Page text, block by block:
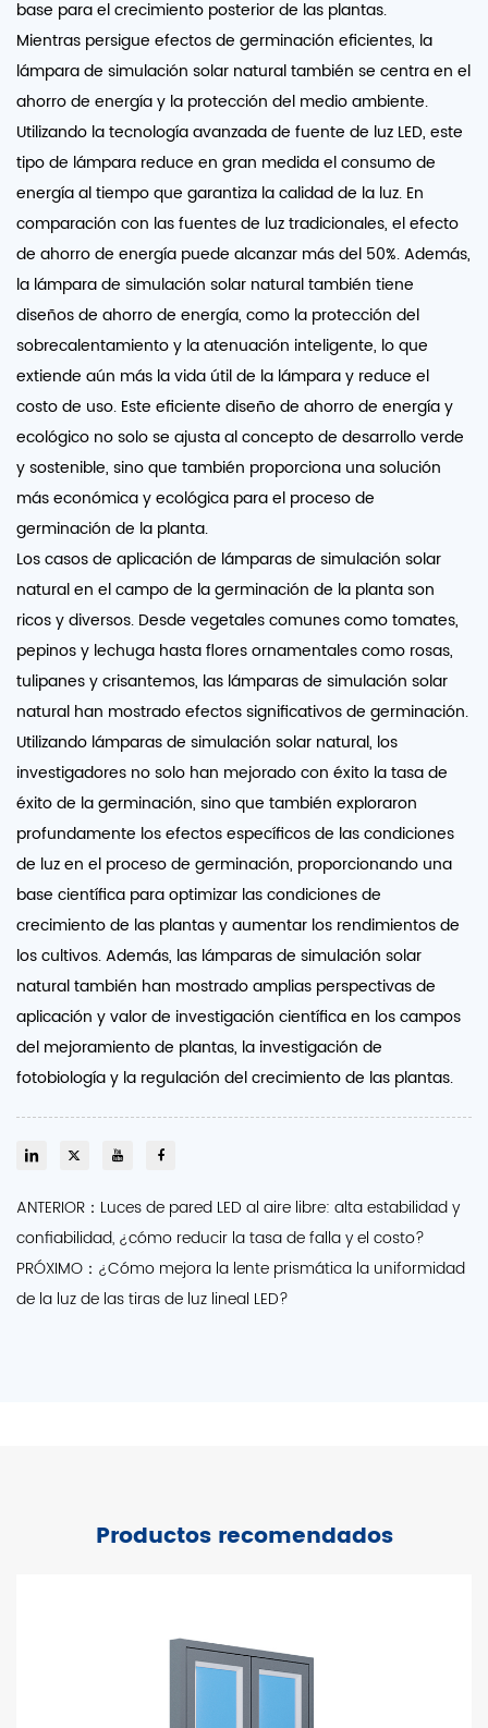
base para el crecimiento posterior de las plantas.
Mientras persigue efectos de germinación eficientes, la
lámpara de simulación solar natural también se centra en el
ahorro de energía y la protección del medio ambiente.
Utilizando la tecnología avanzada de fuente de luz LED, este
tipo de lámpara reduce en gran medida el consumo de
energía al tiempo que garantiza la calidad de la luz. En
comparación con las fuentes de luz tradicionales, el efecto
de ahorro de energía puede alcanzar más del 50%. Además,
la lámpara de simulación solar natural también tiene
diseños de ahorro de energía, como la protección del
sobrecalentamiento y la atenuación inteligente, lo que
extiende aún más la vida útil de la lámpara y reduce el
costo de uso. Este eficiente diseño de ahorro de energía y
ecológico no solo se ajusta al concepto de desarrollo verde
y sostenible, sino que también proporciona una solución
más económica y ecológica para el proceso de
germinación de la planta.
Los casos de aplicación de lámparas de simulación solar
natural en el campo de la germinación de la planta son
ricos y diversos. Desde vegetales comunes como tomates,
pepinos y lechuga hasta flores ornamentales como rosas,
tulipanes y crisantemos, las lámparas de simulación solar
natural han mostrado efectos significativos de germinación.
Utilizando lámparas de simulación solar natural, los
investigadores no solo han mejorado con éxito la tasa de
éxito de la germinación, sino que también exploraron
profundamente los efectos específicos de las condiciones
de luz en el proceso de germinación, proporcionando una
base científica para optimizar las condiciones de
crecimiento de las plantas y aumentar los rendimientos de
los cultivos. Además, las lámparas de simulación solar
natural también han mostrado amplias perspectivas de
aplicación y valor de investigación científica en los campos
del mejoramiento de plantas, la investigación de
fotobiología y la regulación del crecimiento de las plantas.
ANTERIOR：Luces de pared LED al aire libre: alta estabilidad y
confiabilidad, ¿cómo reducir la tasa de falla y el costo?
PRÓXIMO：¿Cómo mejora la lente prismática la uniformidad
de la luz de las tiras de luz lineal LED?
Productos recomendados